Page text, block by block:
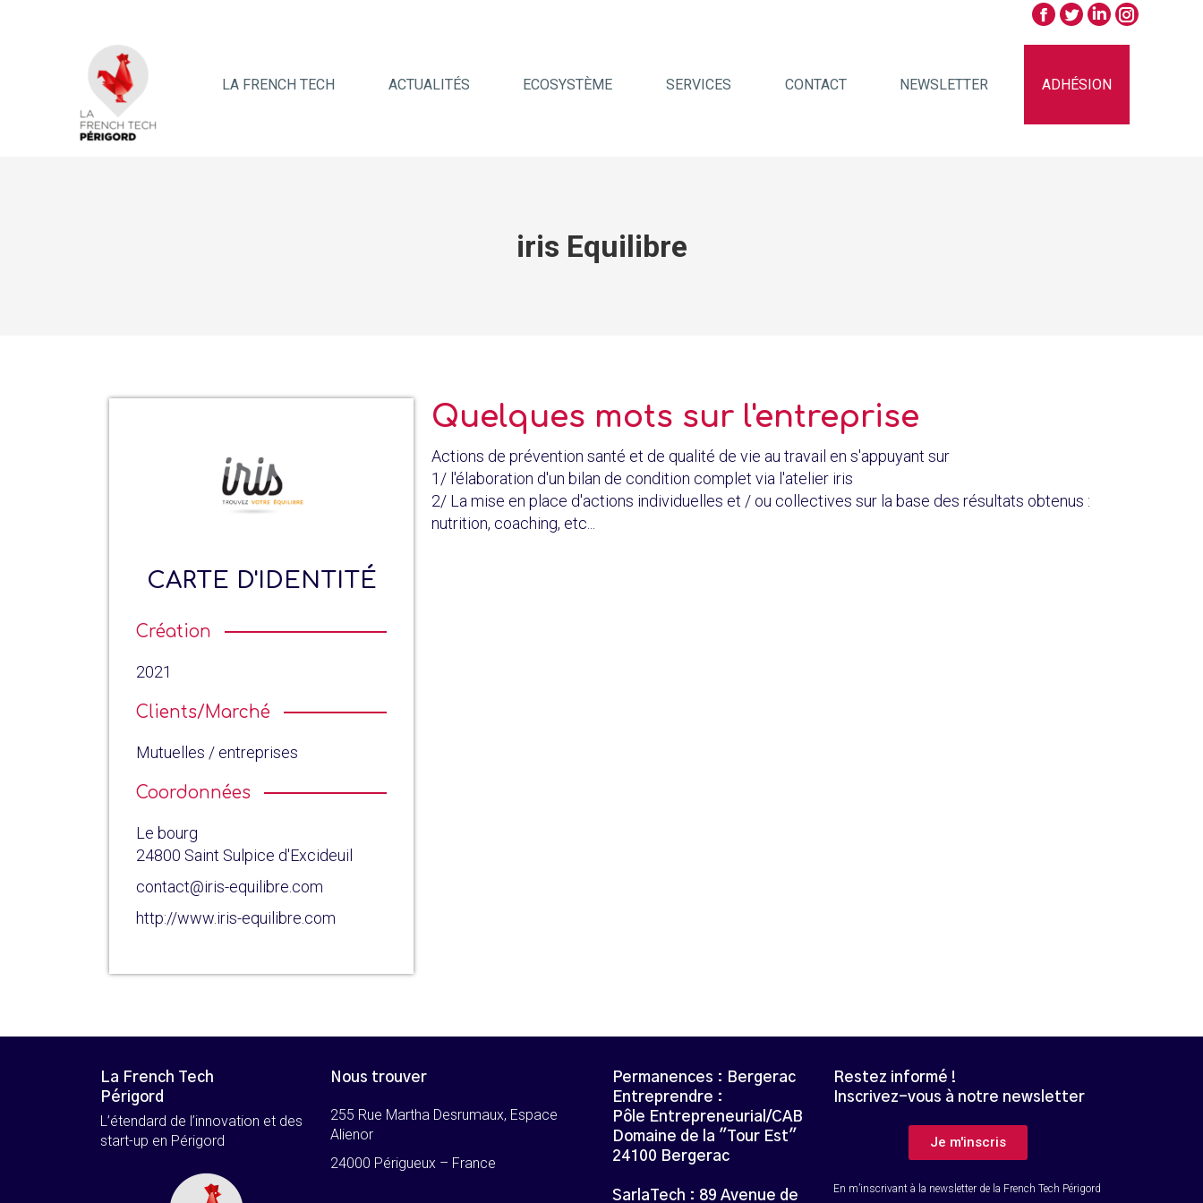
LA FRENCH TECH ACTUALITÉS ECOSYSTÈME SERVICES CONTACT NEWSLETTER ADHÉSION
iris Equilibre
CARTE D'IDENTITÉ
Création
2021
Clients/Marché
Mutuelles / entreprises
Coordonnées
Le bourg
24800 Saint Sulpice d'Excideuil
contact@iris-equilibre.com
http://www.iris-equilibre.com
Quelques mots sur l'entreprise
Actions de prévention santé et de qualité de vie au travail en s'appuyant sur
1/ l'élaboration d'un bilan de condition complet via l'atelier iris
2/ La mise en place d'actions individuelles et / ou collectives sur la base des résultats obtenus :
nutrition, coaching, etc...
La French Tech
Périgord
L’étendard de l’innovation et des
start-up en Périgord
Nous trouver
255 Rue Martha Desrumaux, Espace
Alienor
24000 Périgueux – France
Permanences : Bergerac
Entreprendre :
Pôle Entrepreneurial/CAB
Domaine de la "Tour Est"
24100 Bergerac
SarlaTech : 89 Avenue de
Restez informé !
Inscrivez-vous à notre newsletter
Je m'inscris
En m’inscrivant à la newsletter de la French Tech Périgord